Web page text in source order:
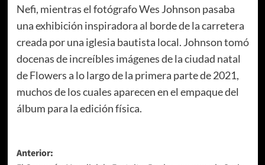
Nefi, mientras el fotógrafo Wes Johnson pasaba
una exhibición inspiradora al borde de la carretera
creada por una iglesia bautista local. Johnson tomó
docenas de increíbles imágenes de la ciudad natal
de Flowers a lo largo de la primera parte de 2021,
muchos de los cuales aparecen en el empaque del
álbum para la edición física.
Navegación
Anterior: